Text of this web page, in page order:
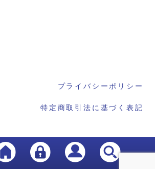
プライバシーポリシー
特定商取引法に基づく表記